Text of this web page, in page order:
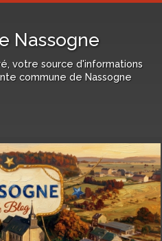
Nassogne
votre source d'informations
commune de Nassogne